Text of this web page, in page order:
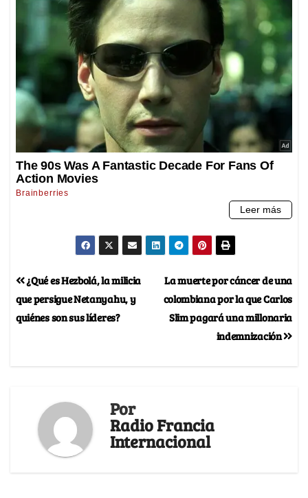
La muerte por cáncer de una
colombiana por la que Carlos
Slim pagará una millonaria
indemnización
¿Qué es Hezbolá, la milicia
que persigue Netanyahu, y
quiénes son sus líderes?
Por
Radio Francia
Internacional